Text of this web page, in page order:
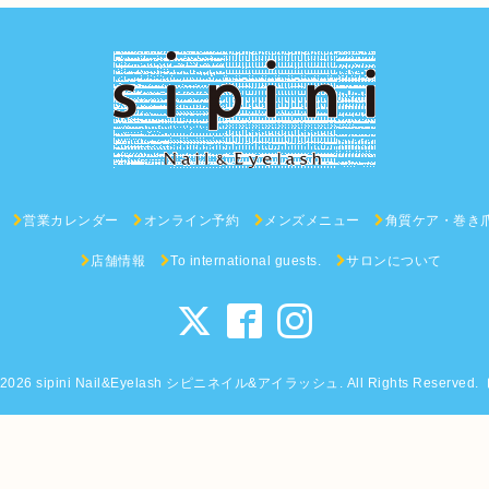
営業カレンダー オンライン予約 メンズメニュー 角質ケア・巻き
店舗情報 To international guests. サロンについて
sipini Nail&Eyelash シピニネイル&アイラッシュ . All Rights Reserved.